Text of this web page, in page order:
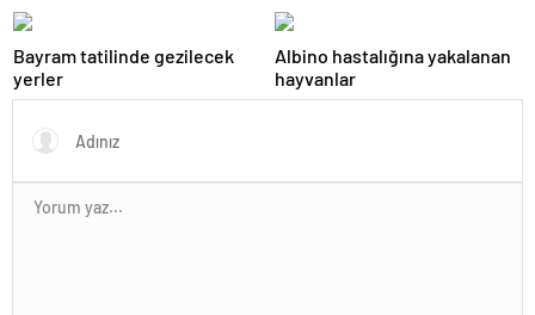
Bayram tatilinde gezilecek
yerler
Albino hastalığına yakalanan
hayvanlar